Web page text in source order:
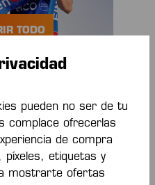
TODO
oficial
pueden no ser de tu
complace ofrecerlas
de compra
píxeles, etiquetas y
mostrarte ofertas